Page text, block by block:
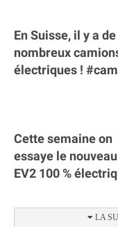
En Suisse, il y a de
nombreux
électriques !
Cette semaine on
essaye le
EV2 100 %
autonomie.